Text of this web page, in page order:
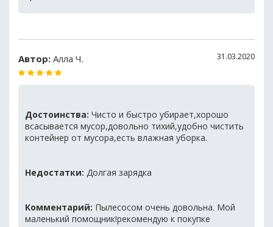
Автор: Алла Ч. 31.03.2020
Достоинства: Чисто и быстро убирает,хорошо
всасывается мусор,довольно тихий,удобно чистить
контейнер от мусора,есть влажная уборка.
Недостатки: Долгая зарядка
Комментарий: Пылесосом очень довольна. Мой
маленький помощник!рекомендую к покупке